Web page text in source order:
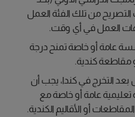
من تلك الفئة العمل
العمل في أي وقت.
عامة أو خاصة تمنح درجة
مقاطعة كندية.
بعد التخرج في كندا، يجب أن
عامة أو خاصة مع
أو الأقاليم الكندية.